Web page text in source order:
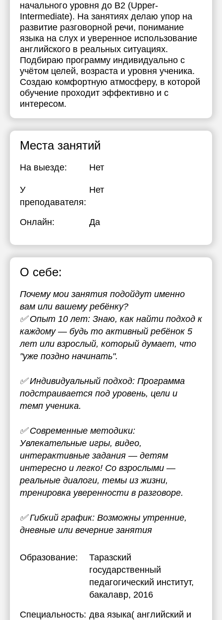
начального уровня до B2 (Upper-
Intermediate). На занятиях делаю упор на
развитие разговорной речи, понимание
языка на слух и уверенное использование
английского в реальных ситуациях.
Подбираю программу индивидуально с
учётом целей, возраста и уровня ученика.
Создаю комфортную атмосферу, в которой
обучение проходит эффективно и с
интересом.
Места занятий
На выезде: Нет
У
преподавателя:
Нет
Онлайн: Да
О себе:
Почему мои занятия подойдут именно
вам или вашему ребёнку?
✅ Опыт 10 лет: Знаю, как найти подход к
каждому — будь то активный ребёнок 5
лет или взрослый, который думает, что
"уже поздно начинать".
✅ Индивидуальный подход: Программа
подстраивается под уровень, цели и
темп ученика.
✅ Современные методики:
Увлекательные игры, видео,
интерактивные задания — детям
интересно и легко! Со взрослыми —
реальные диалоги, темы из жизни,
тренировка уверенности в разговоре.
✅ Гибкий график: Возможны утренние,
дневные или вечерние занятия
Образование:
Таразский
государственный
педагогический институт,
бакалавр, 2016
Специальность: два языка( английский и